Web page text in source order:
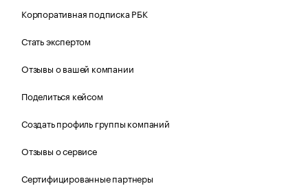
Корпоративная подписка РБК
Стать экспертом
Отзывы о вашей компании
Поделиться кейсом
Создать профиль группы компаний
Отзывы о сервисе
Сертифицированные партнеры